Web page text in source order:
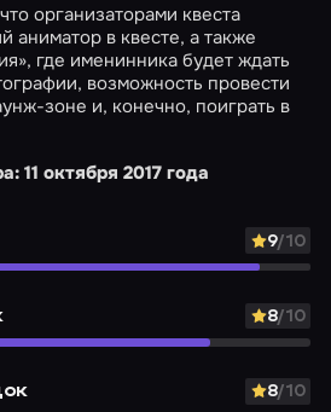
организаторами квеста
аниматор в квесте, а также
где именинника будет ждать
возможность провести
зоне и, конечно, поиграть в
11 октября 2017 года
9/10
8/10
8/10